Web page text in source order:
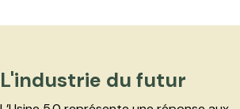
L'industrie du futur